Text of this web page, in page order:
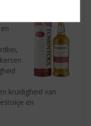
kruidigheid van
en